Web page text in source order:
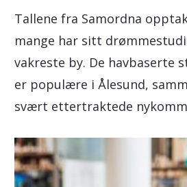
Tallene fra Samordna
mange har sitt
vakreste by. De havbaserte
er populære i Ålesund,
svært ettertraktede